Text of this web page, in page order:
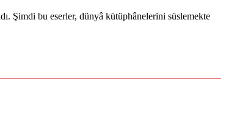
Şimdi bu eserler, dünyâ kütüphânelerini süslemekte